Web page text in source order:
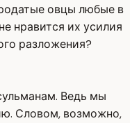
овцы любые в
нравится их усилия
разложения?
Ведь мы
Словом, возможно,